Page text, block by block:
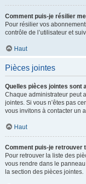
Comment puis-je résilier
Pour résilier vos
contrôle de l’utilisateur et
Haut
Pièces jointes
Quelles pièces jointes sont
Chaque administrateur peut
jointes. Si vous n’êtes pas
vous invitons à contacter un
Haut
Comment puis-je retrouver
Pour retrouver la liste des
vous rendre dans le
la section des pièces jointes.